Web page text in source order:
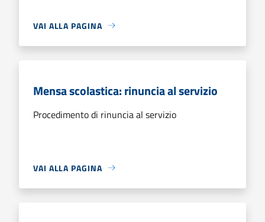
VAI ALLA PAGINA
Mensa scolastica: rinuncia al servizio
Procedimento di rinuncia al servizio
VAI ALLA PAGINA